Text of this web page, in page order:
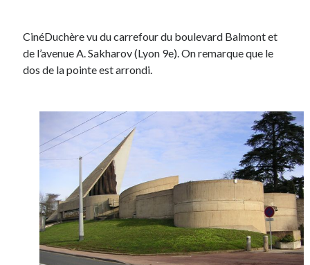
CinéDuchère vu du carrefour du boulevard Balmont et
de l’avenue A. Sakharov (Lyon 9e). On remarque que le
dos de la pointe est arrondi.